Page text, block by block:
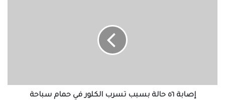
سباحة
بالإسكندرية
إصابة ٥٦ حالة بسبب تسرب الكلور في حمام سباحة